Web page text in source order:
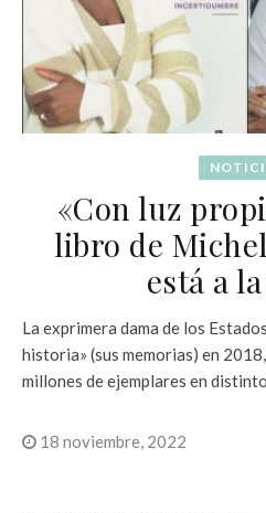
«Con luz
libro de
está a
La exprimera dama de los
historia» (sus memorias) en
millones de ejemplares en
18 noviembre, 2022